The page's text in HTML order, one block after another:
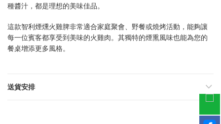
種醬汁，都是理想的美味佳品。
這款智利煙燻火雞脾非常適合家庭聚會、野餐或燒烤活動，能夠讓
每一位賓客都享受到美味的火雞肉。其獨特的煙熏風味也能為您的
餐桌增添更多風格。
送貨安排